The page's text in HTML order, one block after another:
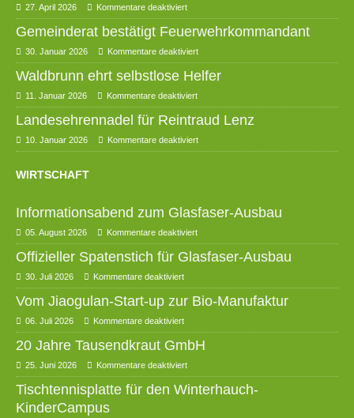
27. April 2026 Kommentare deaktiviert
Gemeinderat bestätigt Feuerwehrkommandant
30. Januar 2026 Kommentare deaktiviert
Waldbrunn ehrt selbstlose Helfer
11. Januar 2026 Kommentare deaktiviert
Landesehrennadel für Reintraud Lenz
10. Januar 2026 Kommentare deaktiviert
WIRTSCHAFT
Informationsabend zum Glasfaser-Ausbau
05. August 2026 Kommentare deaktiviert
Offizieller Spatenstich für Glasfaser-Ausbau
30. Juli 2026 Kommentare deaktiviert
Vom Jiaogulan-Start-up zur Bio-Manufaktur
06. Juli 2026 Kommentare deaktiviert
20 Jahre Tausendkraut GmbH
25. Juni 2026 Kommentare deaktiviert
Tischtennisplatte für den Winterhauch-
KinderCampus